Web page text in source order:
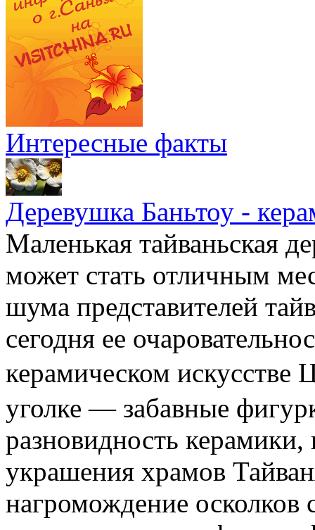
Интересные факты
Деревушка Баньтоу -
Маленькая тайваньская
может стать отличным
шума представителей
сегодня ее
керамическом
уголке — забавные
разновидность
украшения храмов
нагромождение осколков